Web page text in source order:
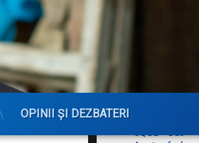
OPINII ȘI DEZBATERI
Arhiva revistei
CQ DL — Das